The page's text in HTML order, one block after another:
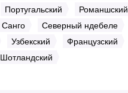
Португальский Романшский
Санго Северный ндебеле
Узбекский Французский
Шотландский